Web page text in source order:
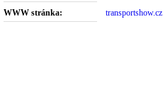
WWW stránka: transportshow.cz